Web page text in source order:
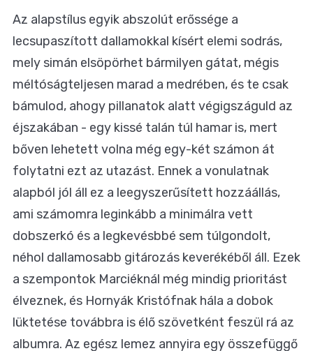
Az alapstílus egyik abszolút erőssége a
lecsupaszított dallamokkal kísért elemi sodrás,
mely simán elsöpörhet bármilyen gátat, mégis
méltóságteljesen marad a medrében, és te csak
bámulod, ahogy pillanatok alatt végigszáguld az
éjszakában - egy kissé talán túl hamar is, mert
bőven lehetett volna még egy-két számon át
folytatni ezt az utazást. Ennek a vonulatnak
alapból jól áll ez a leegyszerűsített hozzáállás,
ami számomra leginkább a minimálra vett
dobszerkó és a legkevésbbé sem túlgondolt,
néhol dallamosabb gitározás keverékéből áll. Ezek
a szempontok Marciéknál még mindig prioritást
élveznek, és Hornyák Kristófnak hála a dobok
lüktetése továbbra is élő szövetként feszül rá az
albumra. Az egész lemez annyira egy összefüggő